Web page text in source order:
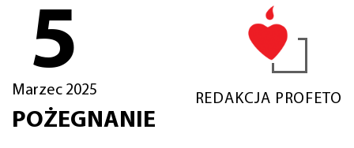
5
Marzec 2025
REDAKCJA PROFETO
POŻEGNANIE